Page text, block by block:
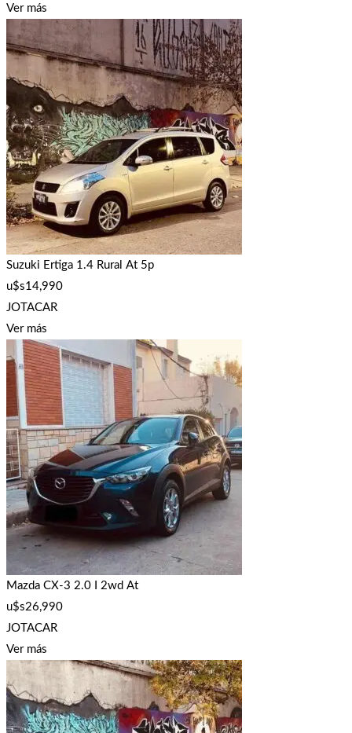
Ver más
Suzuki Ertiga 1.4 Rural At 5p
u$s14,990
JOTACAR
Ver más
Mazda CX-3 2.0 I 2wd At
u$s26,990
JOTACAR
Ver más